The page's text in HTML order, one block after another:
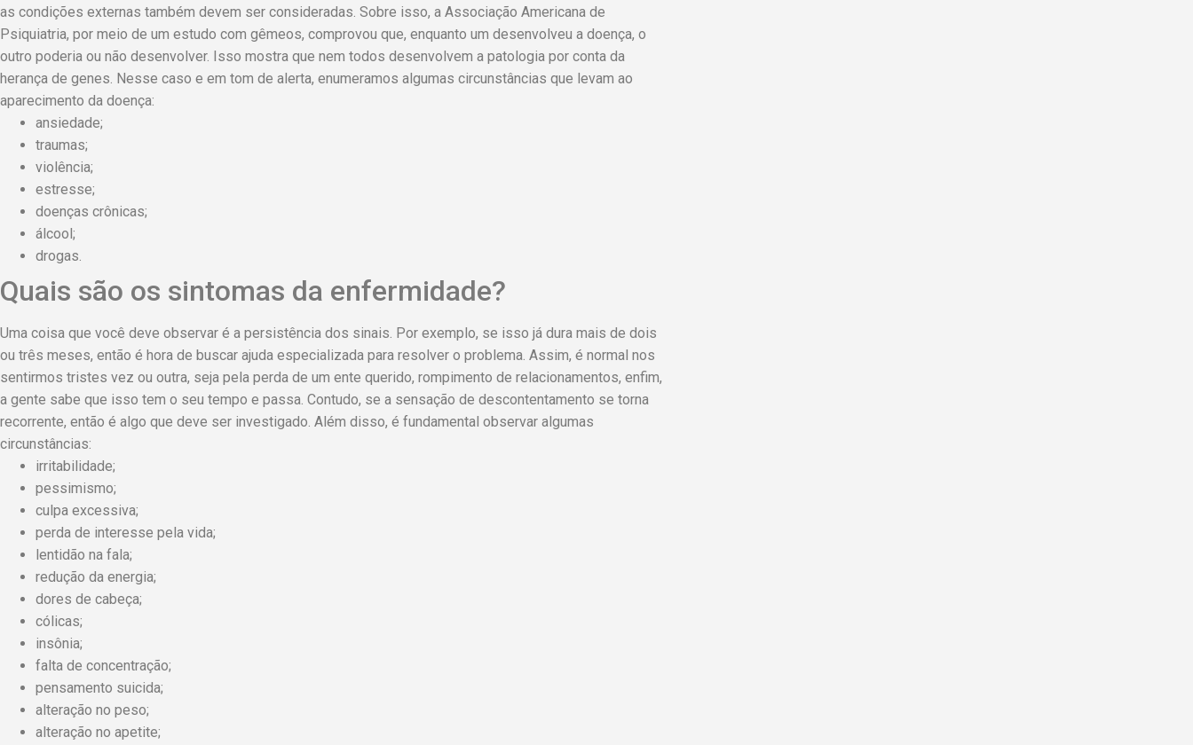
as condições externas também devem ser consideradas. Sobre isso, a Associação Americana de
Psiquiatria, por meio de um estudo com gêmeos, comprovou que, enquanto um desenvolveu a doença, o
outro poderia ou não desenvolver. Isso mostra que nem todos desenvolvem a patologia por conta da
herança de genes. Nesse caso e em tom de alerta, enumeramos algumas circunstâncias que levam ao
aparecimento da doença:
ansiedade;
traumas;
violência;
estresse;
doenças crônicas;
álcool;
drogas.
Quais são os sintomas da enfermidade?
Uma coisa que você deve observar é a persistência dos sinais. Por exemplo, se isso já dura mais de dois
ou três meses, então é hora de buscar ajuda especializada para resolver o problema. Assim, é normal nos
sentirmos tristes vez ou outra, seja pela perda de um ente querido, rompimento de relacionamentos, enfim,
a gente sabe que isso tem o seu tempo e passa. Contudo, se a sensação de descontentamento se torna
recorrente, então é algo que deve ser investigado. Além disso, é fundamental observar algumas
circunstâncias:
irritabilidade;
pessimismo;
culpa excessiva;
perda de interesse pela vida;
lentidão na fala;
redução da energia;
dores de cabeça;
cólicas;
insônia;
falta de concentração;
pensamento suicida;
alteração no peso;
alteração no apetite;